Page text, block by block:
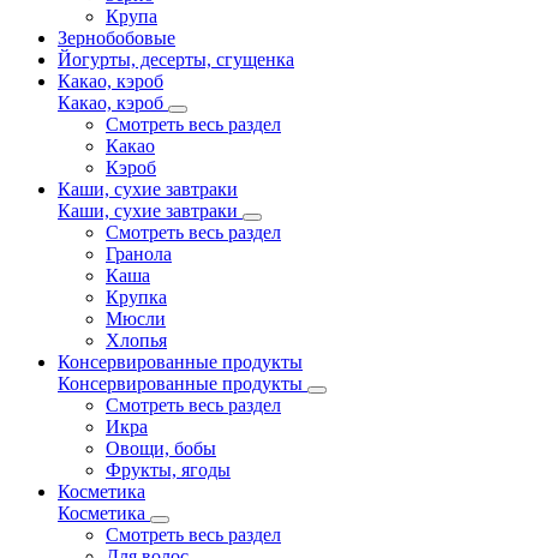
Крупа
Зернобобовые
Йогурты, десерты, сгущенка
Какао, кэроб
Какао, кэроб
Смотреть весь раздел
Какао
Кэроб
Каши, сухие завтраки
Каши, сухие завтраки
Смотреть весь раздел
Гранола
Каша
Крупка
Мюсли
Хлопья
Консервированные продукты
Консервированные продукты
Смотреть весь раздел
Икра
Овощи, бобы
Фрукты, ягоды
Косметика
Косметика
Смотреть весь раздел